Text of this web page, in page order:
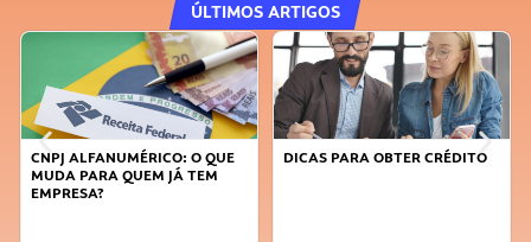
ÚLTIMOS ARTIGOS
CNPJ ALFANUMÉRICO: O QUE
MUDA PARA QUEM JÁ TEM
EMPRESA?
DICAS PARA OBTER CRÉDITO